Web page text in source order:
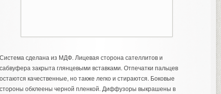
сделана из МДФ. Лицевая сторона сателлитов и
закрыта глянцевыми вставками. Отпечатки пальцев
качественные, но также легко и стираются. Боковые
обклеены черной пленкой. Диффузоры выкрашены в